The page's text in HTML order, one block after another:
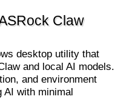
Claw
desktop utility that
and local AI models.
and environment
AI with minimal